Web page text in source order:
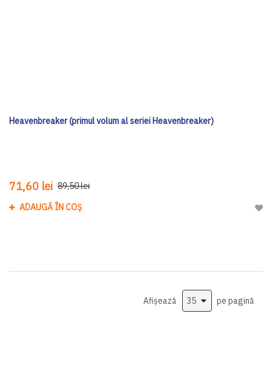
Heavenbreaker (primul volum al seriei Heavenbreaker)
71,60 lei 89,50 lei
ADAUGĂ ÎN COȘ
Afișează pe pagină